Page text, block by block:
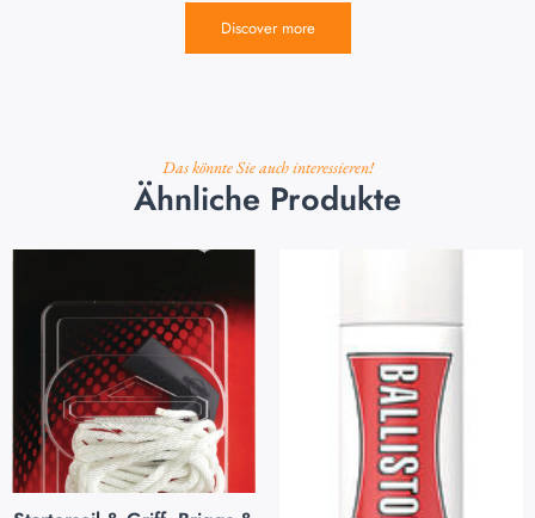
Discover more
Das könnte Sie auch interessieren!
Ähnliche Produkte